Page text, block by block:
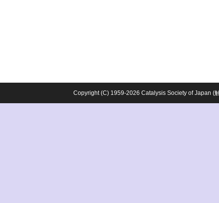
Copyright (C) 1959-2026 Catalysis Society of Japan (